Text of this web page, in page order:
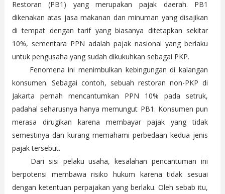
Restoran (PB1) yang merupakan pajak daerah. PB1
dikenakan atas jasa makanan dan minuman yang disajikan
di tempat dengan tarif yang biasanya ditetapkan sekitar
10%, sementara PPN adalah pajak nasional yang berlaku
untuk pengusaha yang sudah dikukuhkan sebagai PKP.
Fenomena ini menimbulkan kebingungan di kalangan
konsumen. Sebagai contoh, sebuah restoran non-PKP di
Jakarta pernah mencantumkan PPN 10% pada setruk,
padahal seharusnya hanya memungut PB1. Konsumen pun
merasa dirugikan karena membayar pajak yang tidak
semestinya dan kurang memahami perbedaan kedua jenis
pajak tersebut.
Dari sisi pelaku usaha, kesalahan pencantuman ini
berpotensi membawa risiko hukum karena tidak sesuai
dengan ketentuan perpajakan yang berlaku. Oleh sebab itu,